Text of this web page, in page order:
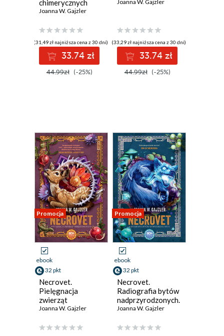
chimerycznych
Joanna W. Gajzler
(31,49 zł najniższa cena z 30 dni)
33.74 zł
44.99zł (-25%)
Joanna W. Gajzler
(33,29 zł najniższa cena z 30 dni)
33.74 zł
44.99zł (-25%)
Promocja
ebook
32 pkt
Necrovet.
Pielęgnacja
zwierząt
(nie)ożywionych
Joanna W. Gajzler
Promocja
ebook
32 pkt
Necrovet.
Radiografia bytów
nadprzyrodzonych.
Tom 3
Joanna W. Gajzler